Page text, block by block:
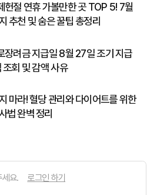
절 연휴 가볼만한 곳 TOP 5! 7월
추천 및 숨은 꿀팁 총정리
려금 지급일 8월 27일 조기 지급
조회 및 감액 사유
마라! 혈당 관리와 다이어트를 위한
법 완벽 정리
로그인 하기